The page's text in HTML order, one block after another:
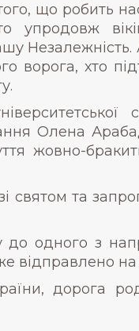
що робить
упродовж
Незалежність.
ворога, хто
Олена
жовно-
та
до одного з
відправлено
дорога